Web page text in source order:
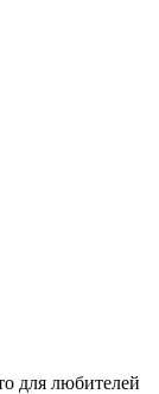
для любителей